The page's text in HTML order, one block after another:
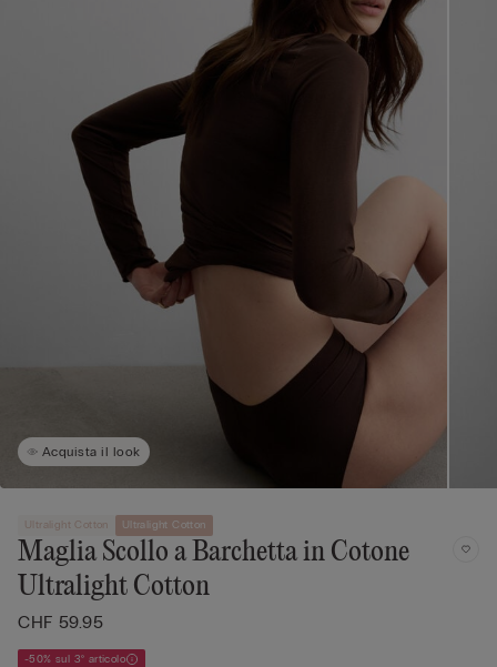
Acquista il look
Ultralight Cotton Ultralight Cotton
Maglia Scollo a Barchetta in Cotone
Ultralight Cotton
CHF 59.95
-50% sul 3° articolo